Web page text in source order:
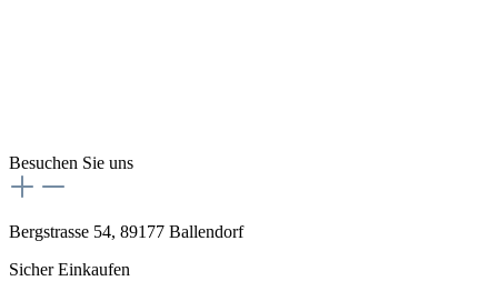
Besuchen Sie uns
Bergstrasse 54, 89177 Ballendorf
Sicher Einkaufen